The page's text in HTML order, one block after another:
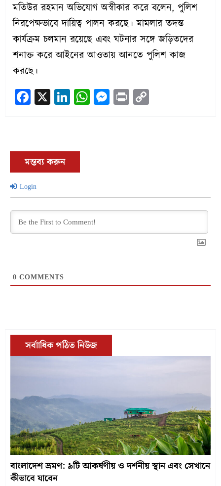
মতিউর রহমান অভিযোগ অস্বীকার করে বলেন, পুলিশ
নিরপেক্ষভাবে দায়িত্ব পালন করছে। মামলার তদন্ত
কার্যক্রম চলমান রয়েছে এবং ঘটনার সঙ্গে জড়িতদের
শনাক্ত করে আইনের আওতায় আনতে পুলিশ কাজ
করছে।
Facebook
X LinkedIn
WhatsApp
Messenger
Print
মন্তব্য করুন
Login
0 COMMENTS
সর্বাাধিক পঠিত নিউজ
বাংলাদেশ ভ্রমণ: ৯টি আকর্ষণীয় ও দর্শনীয় স্থান এবং সেখানে
কীভাবে যাবেন